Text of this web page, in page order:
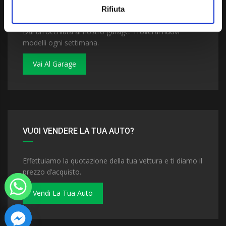
Rifiuta
Dai un'occhiata al nostro garage. Troverai nuovi
modelli ogni settimana.
Vai Al Garage
VUOI VENDERE LA TUA AUTO?
Effettuiamo la quotazione della tua vettura e ti diamo il
prezzo d’acquisto.
Vendi La Tua Auto